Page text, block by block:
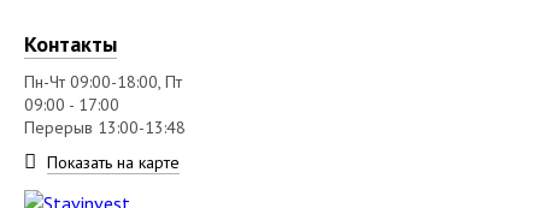
Контакты
Пн-Чт 09:00-18:00, Пт
09:00 - 17:00
Перерыв 13:00-13:48
Показать на карте